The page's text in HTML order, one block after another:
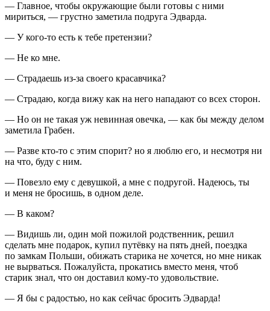
— Главное, чтобы окружающие были готовы с ними
мириться, — грустно заметила подруга Эдварда.
— У кого-то есть к тебе претензии?
— Не ко мне.
— Страдаешь из-за своего красавчика?
— Страдаю, когда вижу как на него нападают со всех сторон.
— Но он не такая уж невинная овечка, — как бы между делом
заметила Грабен.
— Разве кто-то с этим спорит? но я люблю его, и несмотря ни
на что, буду с ним.
— Повезло ему с девушкой, а мне с подругой. Надеюсь, ты
и меня не бросишь, в одном деле.
— В каком?
— Видишь ли, один мой пожилой родственник, решил
сделать мне подарок, купил путёвку на пять дней, поездка
по замкам Польши, обижать старика не хочется, но мне никак
не вырваться. Пожалуйста, прокатись вместо меня, чтоб
старик знал, что он доставил кому-то удовольствие.
— Я бы с радостью, но как сейчас бросить Эдварда!